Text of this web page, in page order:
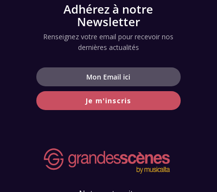
Adhérez à notre
Newsletter
Renseignez votre email pour recevoir nos
dernières actualités
Je m'inscris